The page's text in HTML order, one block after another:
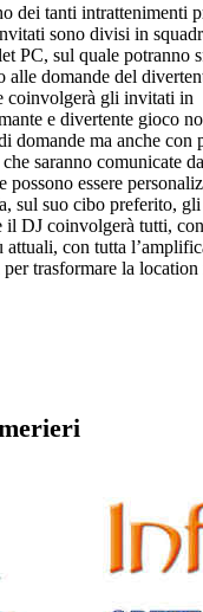
dei tanti intrattenimenti
sono divisi in
PC, sul quale potranno
alle domande del
coinvolgerà gli invitati in
e divertente gioco
domande ma anche con
saranno comunicate
possono essere
sul suo cibo preferito,
DJ coinvolgerà tutti, con
attuali, con tutta
per trasformare la location